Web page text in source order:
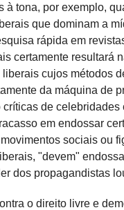
à tona, por exemplo,
que dominam a
rápida em
certamente resultará
cujos métodos
da máquina de
críticas de celebridades
em endossar
sociais ou
"devem"
dos propagandistas
o direito livre e